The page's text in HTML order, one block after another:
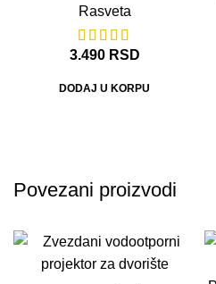
Rasveta
3.490 RSD
DODAJ U KORPU
Povezani proizvodi